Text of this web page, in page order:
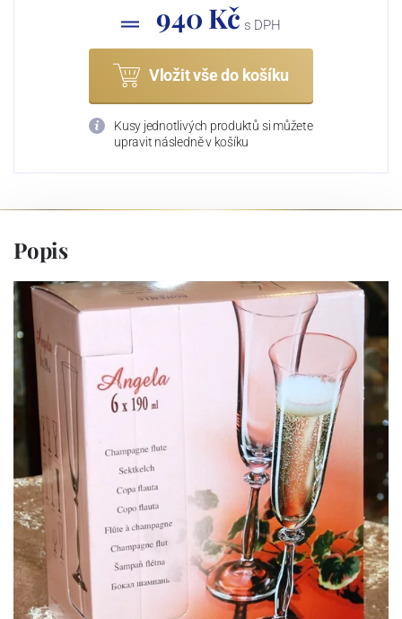
940 Kč s DPH
Vložit vše do košíku
Kusy jednotlivých produktů si můžete
upravit následně v košíku
Popis